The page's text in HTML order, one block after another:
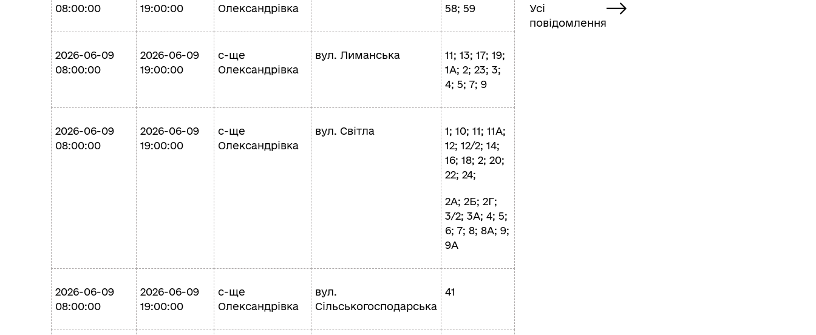
08:00:00
19:00:00
Олександрівка
58; 59
2026-06-09
08:00:00
2026-06-09
19:00:00
с-ще
Олександрівка
вул. Лиманська
11; 13; 17; 19;
1А; 2; 23; 3;
4; 5; 7; 9
2026-06-09
08:00:00
2026-06-09
19:00:00
с-ще
Олександрівка
вул. Світла
1; 10; 11; 11А;
12; 12/2; 14;
16; 18; 2; 20;
22; 24;
2А; 2Б; 2Г;
3/2; 3А; 4; 5;
6; 7; 8; 8А; 9;
9А
2026-06-09
08:00:00
2026-06-09
19:00:00
с-ще
Олександрівка
вул.
Сільськогосподарська
41
Усі
повідомлення